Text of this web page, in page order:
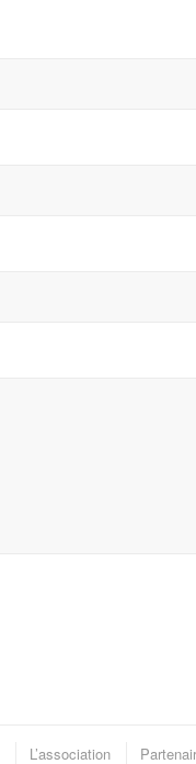
L’association